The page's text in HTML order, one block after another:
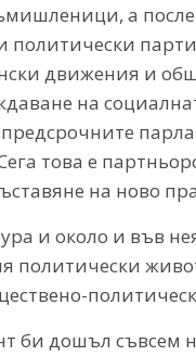
а
политически
движения и
на
това е
на ново
и около и във
политически
би дошъл съвсем